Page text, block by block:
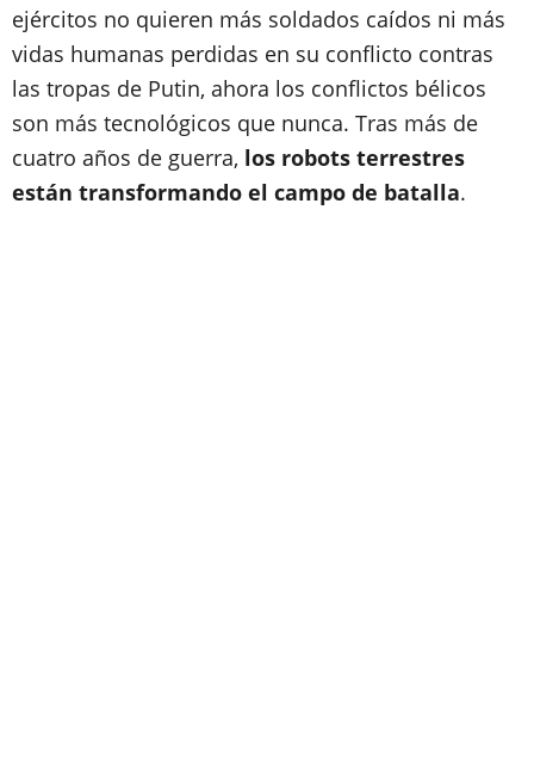
ejércitos no quieren más soldados caídos ni más
vidas humanas perdidas en su conflicto contras
las tropas de Putin, ahora los conflictos bélicos
son más tecnológicos que nunca. Tras más de
cuatro años de guerra, los robots terrestres
están transformando el campo de batalla.